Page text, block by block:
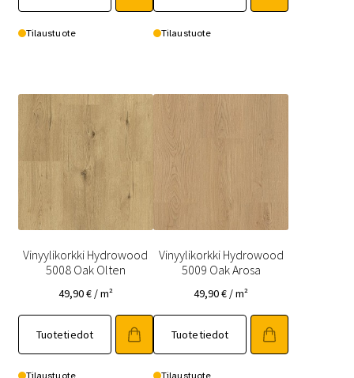
Tilaustuote Tilaustuote
Vinyylikorkki Hydrowood
5008 Oak Olten
49,90€ / m²
Tuotetiedot
Vinyylikorkki Hydrowood
5009 Oak Arosa
49,90€ / m²
Tuotetiedot